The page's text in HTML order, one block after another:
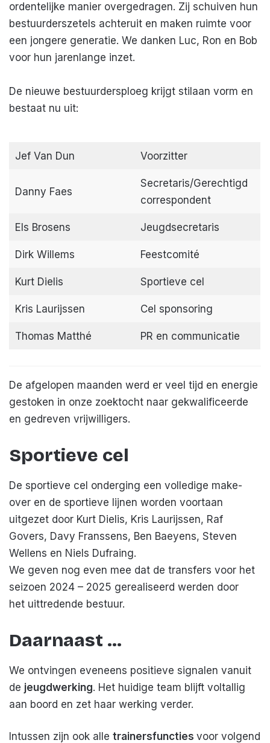
ordentelijke manier overgedragen. Zij schuiven hun
bestuurderszetels achteruit en maken ruimte voor
een jongere generatie. We danken Luc, Ron en Bob
voor hun jarenlange inzet.
De nieuwe bestuurdersploeg krijgt stilaan vorm en
bestaat nu uit:
Jef Van Dun Voorzitter
Danny Faes
Secretaris/Gerechtigd
correspondent
Els Brosens Jeugdsecretaris
Dirk Willems Feestcomité
Kurt Dielis Sportieve cel
Kris Laurijssen Cel sponsoring
Thomas Matthé PR en communicatie
De afgelopen maanden werd er veel tijd en energie
gestoken in onze zoektocht naar gekwalificeerde
en gedreven vrijwilligers.
Sportieve cel
De sportieve cel onderging een volledige make-
over en de sportieve lijnen worden voortaan
uitgezet door Kurt Dielis, Kris Laurijssen, Raf
Govers, Davy Franssens, Ben Baeyens, Steven
Wellens en Niels Dufraing.
We geven nog even mee dat de transfers voor het
seizoen 2024 – 2025 gerealiseerd werden door
het uittredende bestuur.
Daarnaast …
We ontvingen eveneens positieve signalen vanuit
de jeugdwerking. Het huidige team blijft voltallig
aan boord en zet haar werking verder.
Intussen zijn ook alle trainersfuncties voor volgend